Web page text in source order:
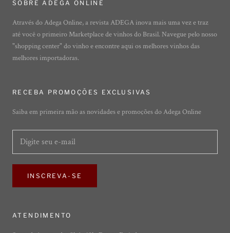
SOBRE ADEGA ONLINE
Através do Adega Online, a revista ADEGA inova mais uma vez e traz
até você o primeiro Marketplace de vinhos do Brasil. Navegue pelo nosso
"shopping center" do vinho e encontre aqui os melhores vinhos das
melhores importadoras.
RECEBA PROMOÇÕES EXCLUSIVAS
Saiba em primeira mão as novidades e promoções do Adega Online
INSCREVA-SE
ATENDIMENTO